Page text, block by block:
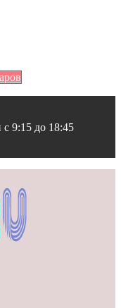
с 9:15 до 18:45